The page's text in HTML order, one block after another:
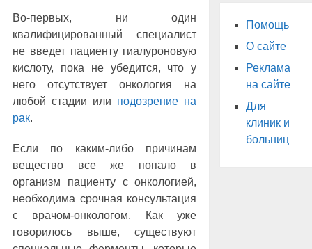
Во-первых, ни один
квалифицированный специалист
не введет пациенту гиалуроновую
кислоту, пока не убедится, что у
него отсутствует онкология на
любой стадии или подозрение на
рак.
Если по каким-либо причинам
вещество все же попало в
организм пациенту с онкологией,
необходима срочная консультация
с врачом-онкологом. Как уже
говорилось выше, существуют
Помощь
О сайте
Реклама
на сайте
Для
клиник и
больниц